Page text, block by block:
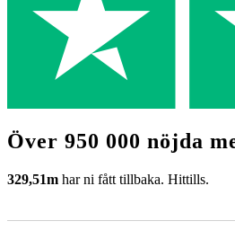
Över 950 000 nöjda
329,51m har ni fått tillbaka. Hittills.